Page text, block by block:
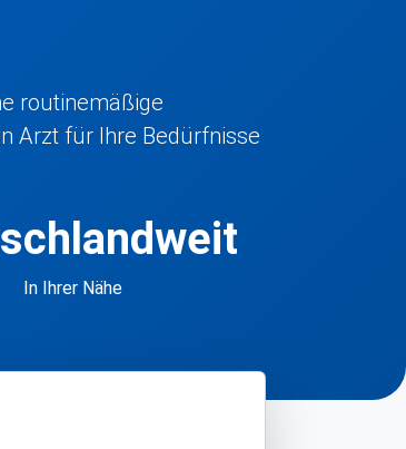
routinemäßige
Arzt für Ihre Bedürfnisse
In Ihrer Nähe